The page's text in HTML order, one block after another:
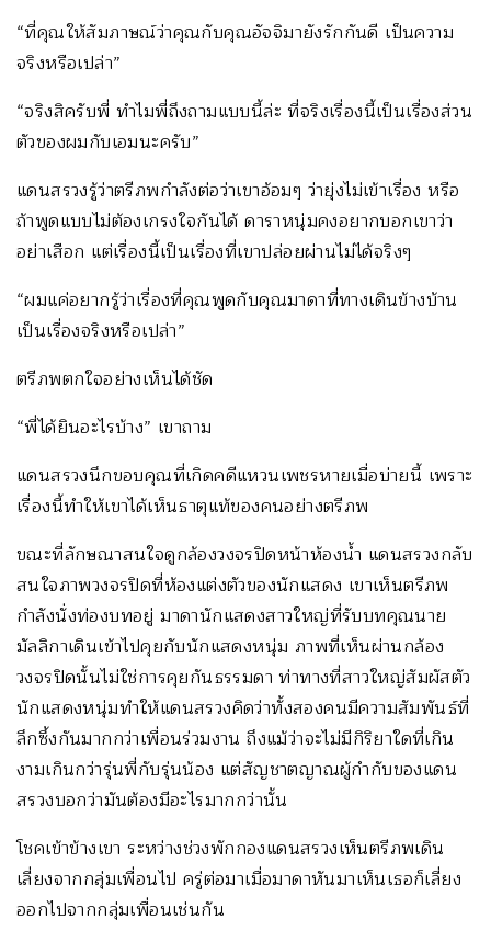
“ที่คุณให้สัมภาษณ์ว่าคุณกับคุณอัจจิมายังรักกันดี เป็นความ
จริงหรือเปล่า”
“จริงสิครับพี่ ทำไมพี่ถึงถามแบบนี้ล่ะ ที่จริงเรื่องนี้เป็นเรื่องส่วน
ตัวของผมกับเอมนะครับ”
แดนสรวงรู้ว่าตรีภพกำลังต่อว่าเขาอ้อมๆ ว่ายุ่งไม่เข้าเรื่อง หรือ
ถ้าพูดแบบไม่ต้องเกรงใจกันได้ ดาราหนุ่มคงอยากบอกเขาว่า
อย่าเสือก แต่เรื่องนี้เป็นเรื่องที่เขาปล่อยผ่านไม่ได้จริงๆ
“ผมแค่อยากรู้ว่าเรื่องที่คุณพูดกับคุณมาดาที่ทางเดินข้างบ้าน
เป็นเรื่องจริงหรือเปล่า”
ตรีภพตกใจอย่างเห็นได้ชัด
“พี่ได้ยินอะไรบ้าง” เขาถาม
แดนสรวงนึกขอบคุณที่เกิดคดีแหวนเพชรหายเมื่อบ่ายนี้ เพราะ
เรื่องนี้ทำให้เขาได้เห็นธาตุแท้ของคนอย่างตรีภพ
ขณะที่ลักษณาสนใจดูกล้องวงจรปิดหน้าห้องน้ำ แดนสรวงกลับ
สนใจภาพวงจรปิดที่ห้องแต่งตัวของนักแสดง เขาเห็นตรีภพ
กำลังนั่งท่องบทอยู่ มาดานักแสดงสาวใหญ่ที่รับบทคุณนาย
มัลลิกาเดินเข้าไปคุยกับนักแสดงหนุ่ม ภาพที่เห็นผ่านกล้อง
วงจรปิดนั้นไม่ใช่การคุยกันธรรมดา ท่าทางที่สาวใหญ่สัมผัสตัว
นักแสดงหนุ่มทำให้แดนสรวงคิดว่าทั้งสองคนมีความสัมพันธ์ที่
ลึกซึ้งกันมากกว่าเพื่อนร่วมงาน ถึงแม้ว่าจะไม่มีกิริยาใดที่เกิน
งามเกินกว่ารุ่นพี่กับรุ่นน้อง แต่สัญชาตญาณผู้กำกับของแดน
สรวงบอกว่ามันต้องมีอะไรมากกว่านั้น
โชคเข้าข้างเขา ระหว่างช่วงพักกองแดนสรวงเห็นตรีภพเดิน
เลี่ยงจากกลุ่มเพื่อนไป ครู่ต่อมาเมื่อมาดาหันมาเห็นเธอก็เลี่ยง
ออกไปจากกลุ่มเพื่อนเช่นกัน